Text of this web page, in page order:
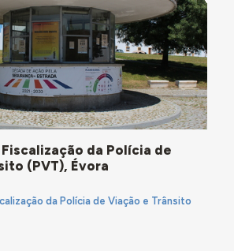
da Polícia de
(PVT), Évora
da Polícia de Viação e Trânsito